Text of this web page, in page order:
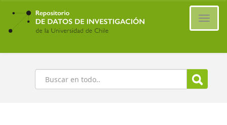
Ir
contenido
principal
Buscar